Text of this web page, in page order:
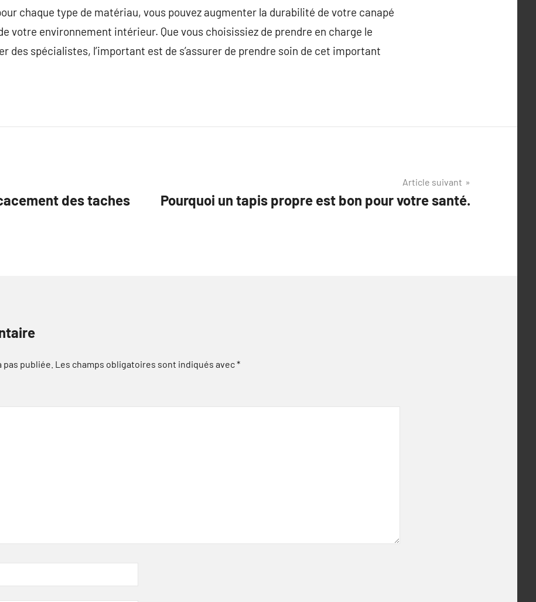
chaque type de matériau, vous pouvez augmenter la durabilité de votre canapé
votre environnement intérieur. Que vous choisissiez de prendre en charge le
des spécialistes, l’important est de s’assurer de prendre soin de cet important
des taches
Article suivant
Pourquoi un tapis propre est bon pour votre santé.
publiée. Les champs obligatoires sont indiqués avec*